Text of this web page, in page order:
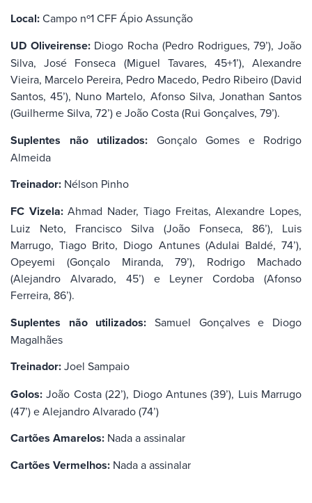
Local:Campo nº1 CFF Ápio Assunção
UD Oliveirense:Diogo Rocha (Pedro Rodrigues, 79’), João
Silva, José Fonseca (Miguel Tavares, 45+1’), Alexandre
Vieira, Marcelo Pereira, Pedro Macedo, Pedro Ribeiro (David
Santos, 45’), Nuno Martelo, Afonso Silva, Jonathan Santos
(Guilherme Silva, 72’) e João Costa (Rui Gonçalves, 79’).
Suplentes não utilizados: Gonçalo Gomes e Rodrigo
Almeida
Treinador: Nélson Pinho
FC Vizela:Ahmad Nader, Tiago Freitas, Alexandre Lopes,
Luiz Neto, Francisco Silva (João Fonseca, 86’), Luis
Marrugo, Tiago Brito, Diogo Antunes (Adulai Baldé, 74’),
Opeyemi (Gonçalo Miranda, 79’), Rodrigo Machado
(Alejandro Alvarado, 45’) e Leyner Cordoba (Afonso
Ferreira, 86’).
Suplentes não utilizados: Samuel Gonçalves e Diogo
Magalhães
Treinador:Joel Sampaio
Golos: João Costa (22’), Diogo Antunes (39’), Luis Marrugo
(47’) e Alejandro Alvarado (74’)
Cartões Amarelos: Nada a assinalar
Cartões Vermelhos: Nada a assinalar